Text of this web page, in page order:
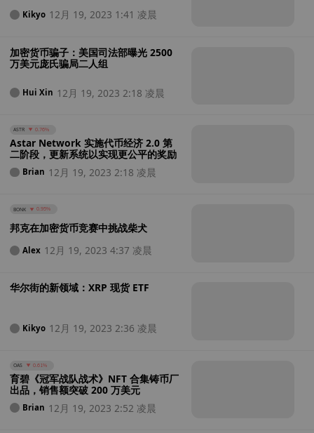
Kikyo 12月 19, 2023 1:41 凌晨
加密货币骗子：美国司法部曝光 2500
万美元庞氏骗局二人组
Hui Xin 12月 19, 2023 2:18 凌晨
ASTR 0.76%
Astar Network 实施代币经济 2.0 第
二阶段，更新系统以实现更公平的奖励
Brian 12月 19, 2023 2:18 凌晨
BONK 0.95%
邦克在加密货币竞赛中挑战柴犬
Alex 12月 19, 2023 4:37 凌晨
华尔街的新领域：XRP 现货 ETF
Kikyo 12月 19, 2023 2:36 凌晨
OAS 0.61%
育碧《冠军战队战术》NFT 合集铸币厂
出品，销售额突破 200 万美元
Brian 12月 19, 2023 2:52 凌晨